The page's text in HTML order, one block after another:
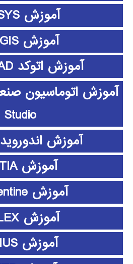
آموزش ANSYS
آموزش ArcGIS
آموزش اتوکد AUTOCAD
Studio
آموزش اندوروید android
آموزش CATIA
آموزش clementine
آموزش CPLEX
آموزش EDIUS